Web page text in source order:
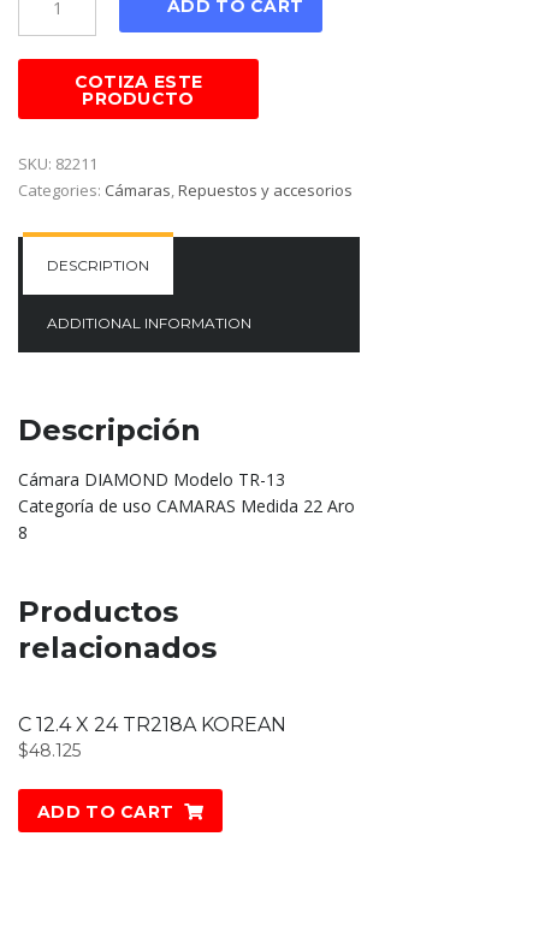
ADD TO CART
SKU: 82211
Categories: Cámaras,Repuestos y accesorios
DESCRIPTION
ADDITIONAL INFORMATION
Descripción
Cámara DIAMOND Modelo TR-13
Categoría de uso CAMARAS Medida 22 Aro
8
Productos
relacionados
C 12.4 X 24 TR218A KOREAN
$48.125
ADD TO CART